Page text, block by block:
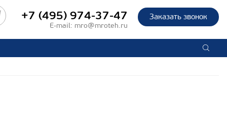
Заказать звонок
+7 (495) 974-37-47
E-mail: mro@mroteh.ru